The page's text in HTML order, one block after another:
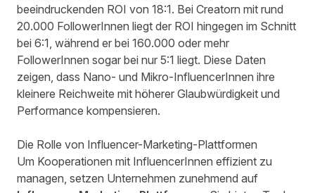
beeindruckenden ROI von 18:1. Bei Creatorn mit rund
20.000 FollowerInnen liegt der ROI hingegen im Schnitt
bei 6:1, während er bei 160.000 oder mehr
FollowerInnen sogar bei nur 5:1 liegt. Diese Daten
zeigen, dass Nano- und Mikro-InfluencerInnen ihre
kleinere Reichweite mit höherer Glaubwürdigkeit und
Performance kompensieren.
Die Rolle von Influencer-Marketing-Plattformen
Um Kooperationen mit InfluencerInnen effizient zu
managen, setzen Unternehmen zunehmend auf